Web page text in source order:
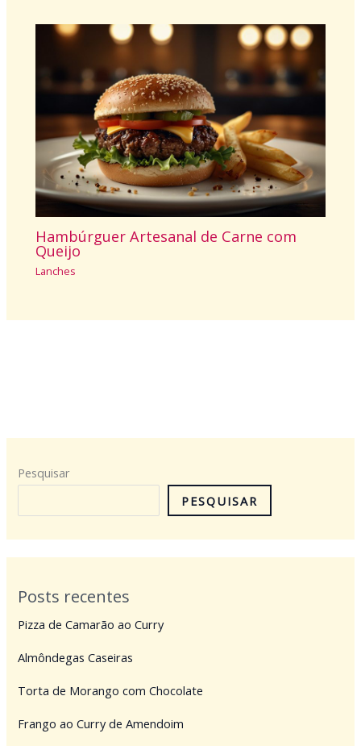
Hambúrguer Artesanal de Carne com
Queijo
Lanches
Pesquisar
PESQUISAR
Posts recentes
Pizza de Camarão ao Curry
Almôndegas Caseiras
Torta de Morango com Chocolate
Frango ao Curry de Amendoim